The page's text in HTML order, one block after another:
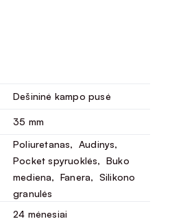
Dešininė kampo pusė
35 mm
Poliuretanas, Audinys,
Pocket spyruoklės, Buko
mediena, Fanera, Silikono
granulės
24 mėnesiai